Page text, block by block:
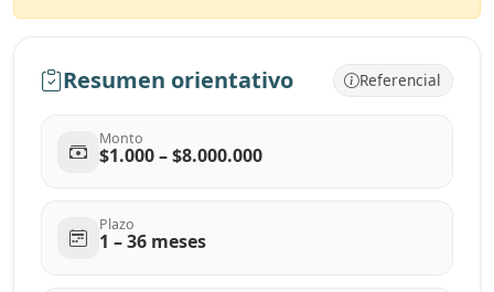
Resumen orientativo Referencial
Monto
$1.000 – $8.000.000
Plazo
1 – 36 meses